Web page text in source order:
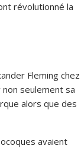
révolutionné la
Fleming chez
non seulement sa
alors que des
avaient